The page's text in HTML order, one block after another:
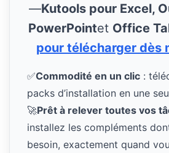
—Kutools pour Excel,
PowerPointet Office
pour télécharger dès
✅Commodité en un clic :
packs d’installation en une
🚀Prêt à relever toutes vos
installez les compléments
besoin, exactement quand